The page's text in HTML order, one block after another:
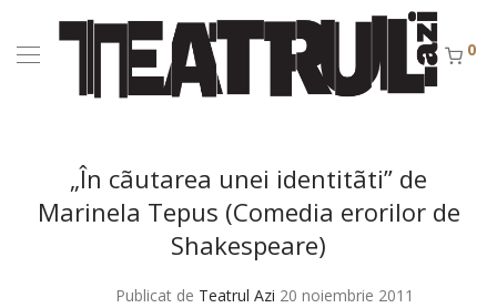
0
„În cãutarea unei identitãti” de
Marinela Tepus (Comedia erorilor de
Shakespeare)
Publicat de Teatrul Azi 20 noiembrie 2011